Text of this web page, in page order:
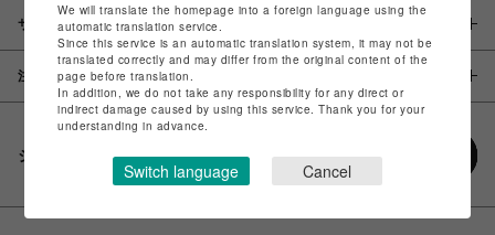
サイズ
注意事項
シェアする
We will translate the homepage into a foreign language using the
automatic translation service.
Since this service is an automatic translation system, it may not be
translated correctly and may differ from the original content of the
page before translation.
In addition, we do not take any responsibility for any direct or
indirect damage caused by using this service. Thank you for your
understanding in advance.
Switch language Cancel